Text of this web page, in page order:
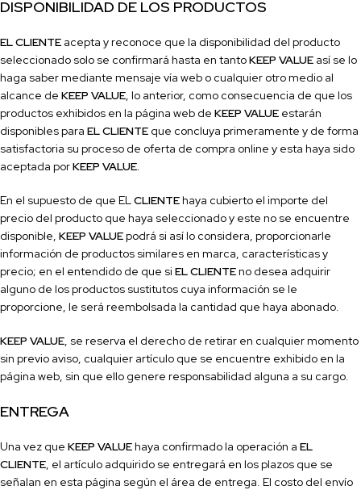
DISPONIBILIDAD DE LOS PRODUCTOS
EL CLIENTE acepta y reconoce que la disponibilidad del producto
seleccionado solo se confirmará hasta en tantoKEEP VALUE así se lo
haga saber mediante mensaje vía web o cualquier otro medio al
alcance de KEEP VALUE, lo anterior, como consecuencia de que los
productos exhibidos en la página web de KEEP VALUE estarán
disponibles para EL CLIENTE que concluya primeramente y de forma
satisfactoria su proceso de oferta de compra online y esta haya sido
aceptada porKEEP VALUE.
En el supuesto de que ELCLIENTEhaya cubierto el importe del
precio del producto que haya seleccionado y este no se encuentre
disponible, KEEP VALUEpodrá si así lo considera, proporcionarle
información de productos similares en marca, características y
precio; en el entendido de que si EL CLIENTEno desea adquirir
alguno de los productos sustitutos cuya información se le
proporcione, le será reembolsada la cantidad que haya abonado.
KEEP VALUE, se reserva el derecho de retirar en cualquier momento
sin previo aviso, cualquier artículo que se encuentre exhibido en la
página web, sin que ello genere responsabilidad alguna a su cargo.
ENTREGA
Una vez que KEEP VALUEhaya confirmado la operación a EL
CLIENTE, el artículo adquirido se entregará en los plazos que se
señalan en esta página según el área de entrega. El costo del envío